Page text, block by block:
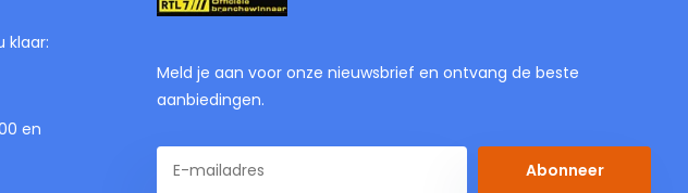
klaar:
en
Meld je aan voor onze nieuwsbrief en ontvang de beste
aanbiedingen.
Abonneer